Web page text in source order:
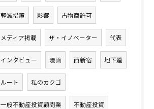
軽減措置 影響 古物商許可
メディア掲載 ザ・イノベーター 代表
インタビュー 漫画 西新宿 地下道
ルート 私のカクゴ
一般不動産投資顧問業 不動産投資